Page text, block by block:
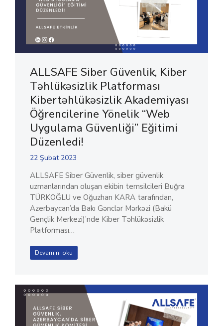
ALLSAFE Siber Güvenlik, Kiber
Təhlükəsizlik Platforması
Kibertəhlükəsizlik Akademiyası
Öğrencilerine Yönelik “Web
Uygulama Güvenliği” Eğitimi
Düzenledi!
22 Şubat 2023
ALLSAFE Siber Güvenlik, siber güvenlik
uzmanlarından oluşan ekibin temsilcileri Buğra
TÜRKOĞLU ve Oğuzhan KARA tarafından,
Azerbaycan’da Bakı Gənclər Mərkəzi (Bakü
Gençlik Merkezi)’nde Kiber Təhlükəsizlik
Platforması…
Devamını oku